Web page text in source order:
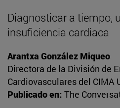
Diagnosticar a tiempo,
insuficiencia cardiaca
Arantxa González Miqueo
Directora de la División de
Cardiovasculares del CIMA
Publicado en: The